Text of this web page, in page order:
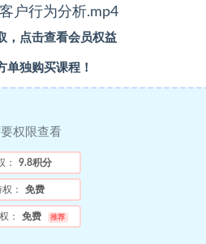
户行为分析.mp4
，点击查看会员权益
单独购买课程！
权限查看
： 9.8积分
： 免费
： 免费 推荐